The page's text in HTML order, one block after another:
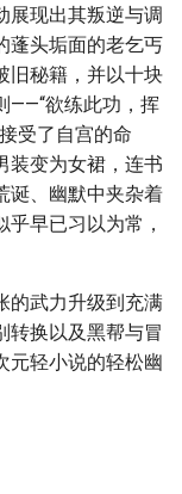
展现出其叛逆与调
蓬头垢面的老乞丐
旧秘籍，并以十块
——“欲练此功，挥
受了自宫的命
装变为女裙，连书
诞、幽默中夹杂着
早已习以为常，
的武力升级到充满
转换以及黑帮与冒
元轻小说的轻松幽